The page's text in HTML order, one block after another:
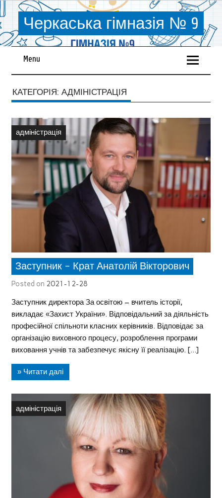
Черкаська гімназія № 9
Menu
КАТЕГОРІЯ: АДМІНІСТРАЦІЯ
адміністрація
Заступник – Крат Анатолій Вікторович
Posted on 2021-12-28
Заступник директора За освітою – вчитель історії,
викладає «Захист України». Відповідальний за діяльність
професійної спільноти класних керівників. Відповідає за
організацію виховного процесу, розроблення програми
виховання учнів та забезпечує якісну її реалізацію. […]
» Читати далі
адміністрація